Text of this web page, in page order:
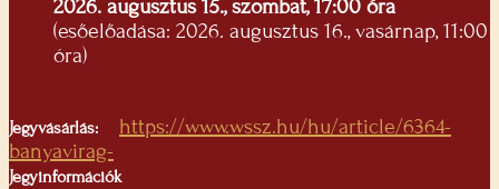
2026. augusztus 15., szombat, 17:00 óra
(esőelőadása: 2026. augusztus 16., vasárnap, 11:00
óra)
Jegyvásárlás:
https://www.wssz.hu/hu/article/6364-
banyavirag-
Jegyinformációk